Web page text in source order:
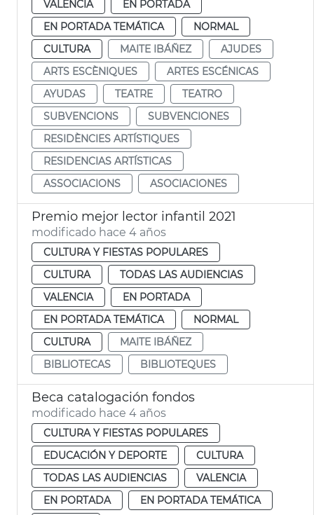
VALENCIA
EN PORTADA
EN PORTADA TEMÁTICA
NORMAL
CULTURA
MAITE IBÁÑEZ
AJUDES
ARTS ESCÈNIQUES
ARTES ESCÉNICAS
AYUDAS
TEATRE
TEATRO
SUBVENCIONS
SUBVENCIONES
RESIDÈNCIES ARTÍSTIQUES
RESIDENCIAS ARTÍSTICAS
ASSOCIACIONS
ASOCIACIONES
Premio mejor lector infantil 2021
modificado hace 4 años
CULTURA Y FIESTAS POPULARES
CULTURA
TODAS LAS AUDIENCIAS
VALENCIA
EN PORTADA
EN PORTADA TEMÁTICA
NORMAL
CULTURA
MAITE IBÁÑEZ
BIBLIOTECAS
BIBLIOTEQUES
Beca catalogación fondos
modificado hace 4 años
CULTURA Y FIESTAS POPULARES
EDUCACIÓN Y DEPORTE
CULTURA
TODAS LAS AUDIENCIAS
VALENCIA
EN PORTADA
EN PORTADA TEMÁTICA